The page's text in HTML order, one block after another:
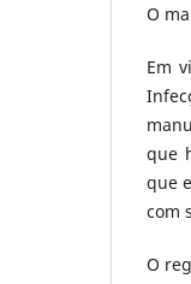
O
Em
que
que
com
O